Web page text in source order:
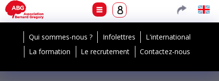
Qui sommes-nous ? Infolettres
L'international
La formation
Le recrutement Contactez-nous